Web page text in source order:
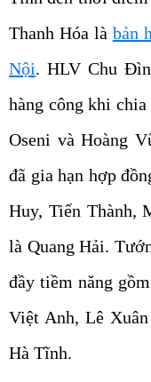
Thanh Hóa là bản
Nội. HLV Chu
hàng công khi
Oseni và Hoàng
đã gia hạn hợp
Huy, Tiến Thành,
là Quang Hải.
đầy tiềm năng
Việt Anh, Lê
Hà Tĩnh.